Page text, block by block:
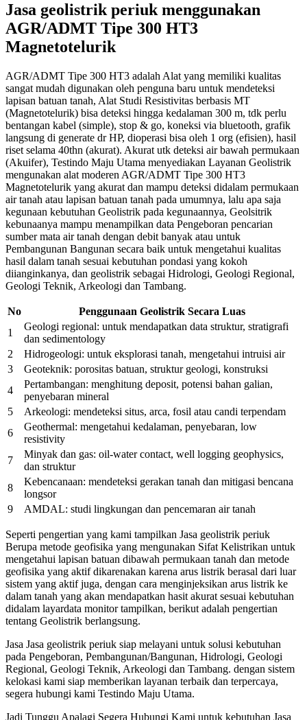
Jasa geolistrik periuk menggunakan
AGR/ADMT Tipe 300 HT3
Magnetotelurik
AGR/ADMT Tipe 300 HT3 adalah Alat yang memiliki kualitas
sangat mudah digunakan oleh penguna baru untuk mendeteksi
lapisan batuan tanah, Alat Studi Resistivitas berbasis MT
(Magnetotelurik) bisa deteksi hingga kedalaman 300 m, tdk perlu
bentangan kabel (simple), stop & go, koneksi via bluetooth, grafik
langsung di generate dr HP, dioperasi bisa oleh 1 org (efisien), hasil
riset selama 40thn (akurat). Akurat utk deteksi air bawah permukaan
(Akuifer), Testindo Maju Utama menyediakan Layanan Geolistrik
mengunakan alat moderen AGR/ADMT Tipe 300 HT3
Magnetotelurik yang akurat dan mampu deteksi didalam permukaan
air tanah atau lapisan batuan tanah pada umumnya, lalu apa saja
kegunaan kebutuhan Geolistrik pada kegunaannya, Geolsitrik
kebunaanya mampu menampilkan data Pengeboran pencarian
sumber mata air tanah dengan debit banyak atau untuk
Pembangunan Bangunan secara baik untuk mengetahui kualitas
hasil dalam tanah sesuai kebutuhan pondasi yang kokoh
diianginkanya, dan geolistrik sebagai Hidrologi, Geologi Regional,
Geologi Teknik, Arkeologi dan Tambang.
No
Penggunaan Geolistrik Secara Luas
1
Geologi regional: untuk mendapatkan data struktur, stratigrafi
dan sedimentology
2
Hidrogeologi: untuk eksplorasi tanah, mengetahui intruisi air
3
Geoteknik: porositas batuan, struktur geologi, konstruksi
4
Pertambangan: menghitung deposit, potensi bahan galian,
penyebaran mineral
5
Arkeologi: mendeteksi situs, arca, fosil atau candi terpendam
6
Geothermal: mengetahui kedalaman, penyebaran, low
resistivity
7
Minyak dan gas: oil-water contact, well logging geophysics,
dan struktur
8
Kebencanaan: mendeteksi gerakan tanah dan mitigasi bencana
longsor
9
AMDAL: studi lingkungan dan pencemaran air tanah
Seperti pengertian yang kami tampilkan Jasa geolistrik periuk
Berupa metode geofisika yang mengunakan Sifat Kelistrikan untuk
mengetahui lapisan batuan dibawah permukaan tanah dan metode
geofisika yang aktif dikarenakan karena arus listrik berasal dari luar
sistem yang aktif juga, dengan cara menginjeksikan arus listrik ke
dalam tanah yang akan mendapatkan hasit akurat sesuai kebutuhan
didalam layardata monitor tampilkan, berikut adalah pengertian
tentang Geolistrik berlangsung.
Jasa Jasa geolistrik periuk siap melayani untuk solusi kebutuhan
pada Pengeboran, Pembangunan/Bangunan, Hidrologi, Geologi
Regional, Geologi Teknik, Arkeologi dan Tambang. dengan sistem
kelokasi kami siap memberikan layanan terbaik dan terpercaya,
segera hubungi kami Testindo Maju Utama.
Jadi Tunggu Apalagi Segera Hubungi Kami untuk kebutuhan Jasa